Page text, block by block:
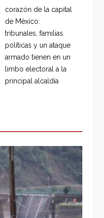
o
k
r
+
I
corazón de la capital
de México:
tribunales, familias
políticas y un ataque
armado tienen en un
limbo electoral a la
principal alcaldía